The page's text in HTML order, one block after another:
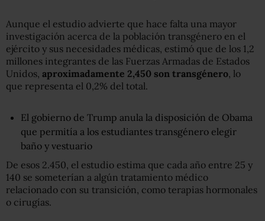
Aunque el estudio advierte que hace falta una mayor
investigación acerca de la población transgénero en el
ejército y sus necesidades médicas, estimó que de los 1,2
millones integrantes de las Fuerzas Armadas de Estados
Unidos, aproximadamente 2,450 son transgénero , lo
que representa el 0,2% del total.
El gobierno de Trump anula la disposición de Obama
que permitía a los estudiantes transgénero elegir
baño y vestuario
De esos 2.450, el estudio estima que cada año entre 25 y
140 se someterían a algún tratamiento médico
relacionado con su transición, como terapias hormonales
o cirugías.